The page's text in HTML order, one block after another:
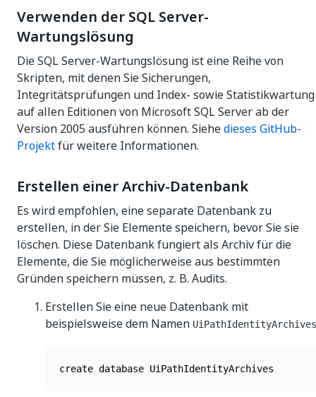
Verwenden der SQL Server-
Wartungslösung
Die SQL Server-Wartungslösung ist eine Reihe von
Skripten, mit denen Sie Sicherungen,
Integritätsprüfungen und Index- sowie Statistikwartung
auf allen Editionen von Microsoft SQL Server ab der
Version 2005 ausführen können. Siehedieses GitHub-
Projektfür weitere Informationen.
Erstellen einer Archiv-Datenbank
Es wird empfohlen, eine separate Datenbank zu
erstellen, in der Sie Elemente speichern, bevor Sie sie
löschen. Diese Datenbank fungiert als Archiv für die
Elemente, die Sie möglicherweise aus bestimmten
Gründen speichern müssen, z. B. Audits.
Erstellen Sie eine neue Datenbank mit
beispielsweise dem Namen UiPathIdentityArchives